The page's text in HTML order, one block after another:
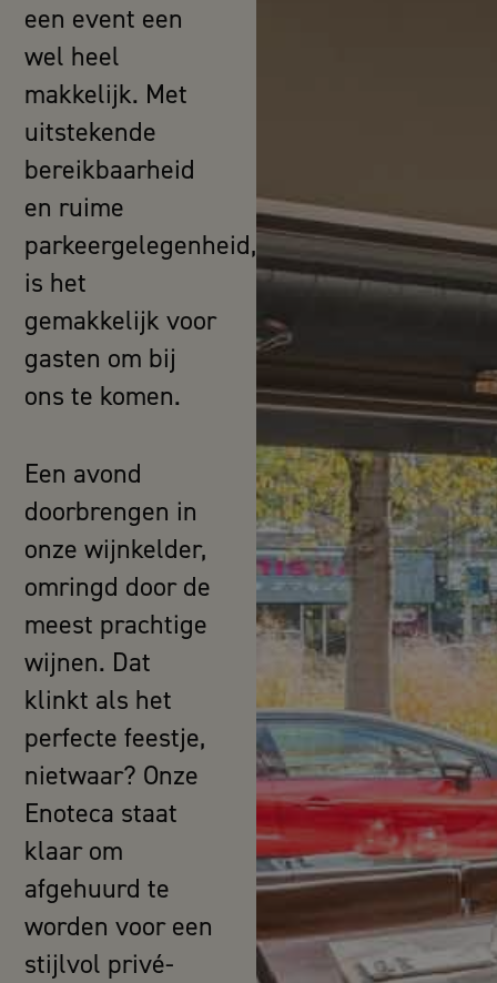
een event een
wel heel
makkelijk. Met
uitstekende
bereikbaarheid
en ruime
parkeergelegenheid,
is het
gemakkelijk voor
gasten om bij
ons te komen.
Een avond
doorbrengen in
onze wijnkelder,
omringd door de
meest prachtige
wijnen. Dat
klinkt als het
perfecte feestje,
nietwaar? Onze
Enoteca staat
klaar om
afgehuurd te
worden voor een
stijlvol privé-